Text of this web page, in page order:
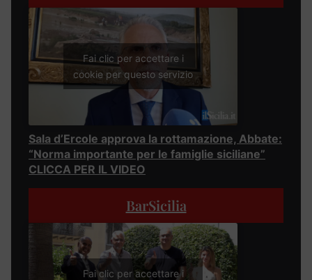
Fai clic per accettare i
cookie per questo servizio
Sala d’Ercole approva la rottamazione, Abbate:
“Norma importante per le famiglie siciliane”
CLICCA PER IL VIDEO
BarSicilia
Fai clic per accettare i